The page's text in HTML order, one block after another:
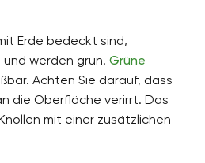
Erde bedeckt sind,
werden grün. Grüne
Achten Sie darauf, dass
die Oberfläche verirrt. Das
mit einer zusätzlichen